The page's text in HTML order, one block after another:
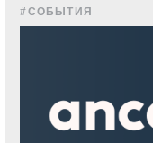
#СОБЫТИЯ